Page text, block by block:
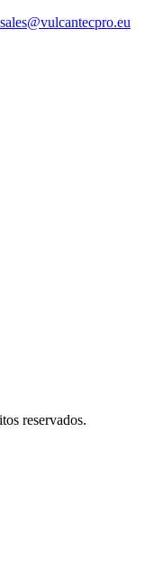
sales@vulcantecpro.eu
reservados.